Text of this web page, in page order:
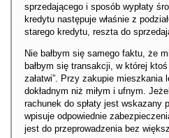
sprzedającego i sposób wypłaty
kredytu następuje właśnie z
starego kredytu, reszta do
Nie bałbym się samego faktu, że
bałbym się transakcji, w której
załatwi”. Przy zakupie mieszkania
dokładnym niż miłym i ufnym.
rachunek do spłaty jest wskazany
wpisuje odpowiednie
jest do przeprowadzenia bez